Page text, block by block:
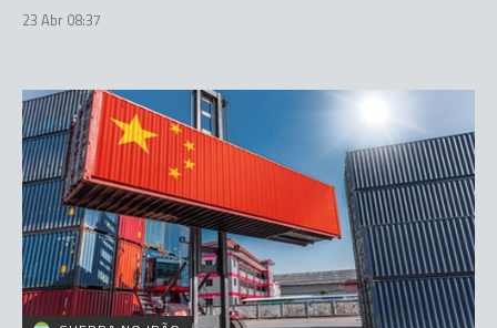
23 Abr 08:37